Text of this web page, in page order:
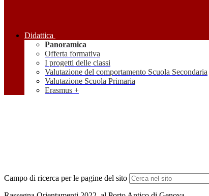
Didattica
Panoramica
Offerta formativa
I progetti delle classi
Valutazione del comportamento Scuola Secondaria
Valutazione Scuola Primaria
Erasmus +
Campo di ricerca per le pagine del sito